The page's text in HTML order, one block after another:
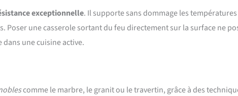
exceptionnelle. Il supporte sans dommage les températures
Poser une casserole sortant du feu directement sur la surface ne
une cuisine active.
comme le marbre, le granit ou le travertin, grâce à des